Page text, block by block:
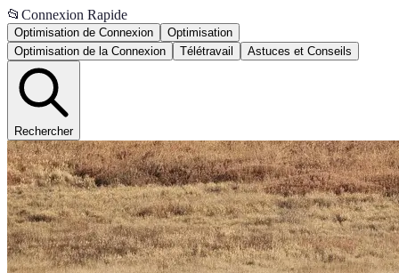
📂 Connexion Rapide
Optimisation de Connexion
Optimisation
Optimisation de la Connexion
Télétravail Astuces et Conseils
Rechercher